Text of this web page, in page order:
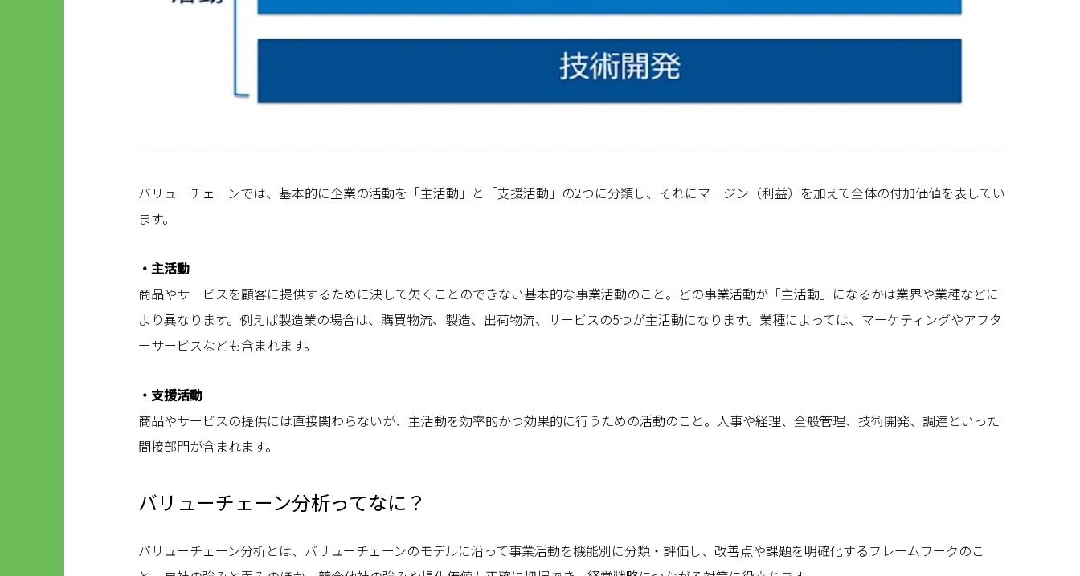
バリューチェーンでは、基本的に企業の活動を「主活動」と「支援活動」の2つに分類し、それにマージン（利益）を加えて全体の付加価値を表してい
ます。
・主活動
商品やサービスを顧客に提供するために決して欠くことのできない基本的な事業活動のこと。どの事業活動が「主活動」になるかは業界や業種などに
より異なります。例えば製造業の場合は、購買物流、製造、出荷物流、サービスの5つが主活動になります。業種によっては、マーケティングやアフタ
ーサービスなども含まれます。
・支援活動
商品やサービスの提供には直接関わらないが、主活動を効率的かつ効果的に行うための活動のこと。人事や経理、全般管理、技術開発、調達といった
間接部門が含まれます。
バリューチェーン分析ってなに？
バリューチェーン分析とは、バリューチェーンのモデルに沿って事業活動を機能別に分類・評価し、改善点や課題を明確化するフレームワークのこ